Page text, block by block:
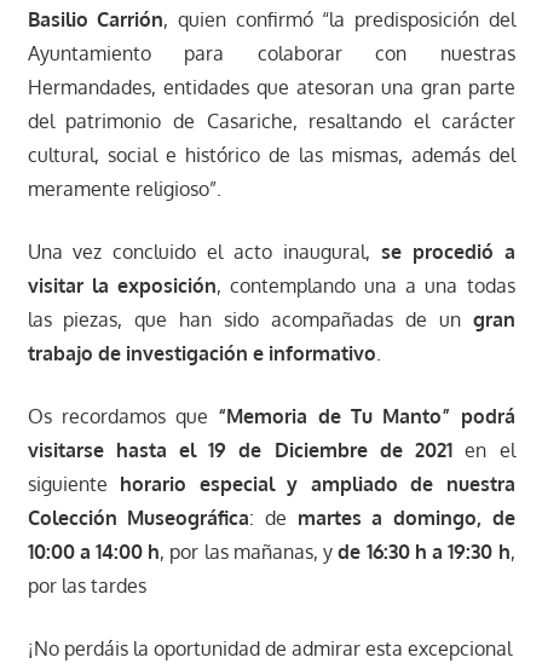
Basilio Carrión, quien confirmó “la predisposición del
Ayuntamiento para colaborar con nuestras
Hermandades, entidades que atesoran una gran parte
del patrimonio de Casariche, resaltando el carácter
cultural, social e histórico de las mismas, además del
meramente religioso”.
Una vez concluido el acto inaugural, se procedió a
visitar la exposición, contemplando una a una todas
las piezas, que han sido acompañadas de un gran
trabajo de investigación e informativo.
Os recordamos que “Memoria de Tu Manto” podrá
visitarse hasta el 19 de Diciembre de 2021 en el
siguiente horario especial y ampliado de nuestra
Colección Museográfica: de martes a domingo, de
10:00 a 14:00 h, por las mañanas, yde 16:30 h a 19:30 h,
por las tardes
¡No perdáis la oportunidad de admirar esta excepcional